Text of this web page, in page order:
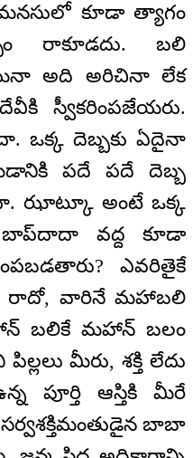
కూడా త్యాగం
రాకూడదు. బలి
అది అరిచినా లేక
స్వీకరింపజేయరు.
ఒక్క దెబ్బకు ఏదైనా
పదే పదే దెబ్బ
ఝాట్కూ అంటే ఒక్క
బాప్‌దాదా వద్ద కూడా
ఎవరితైకే
రాదో, వారినే మహాబలి
బలికే మహాన్ బలం
పిల్లలు మీరు, శక్తి లేదు
పూర్తి ఆస్తికి మీరే
బాబా